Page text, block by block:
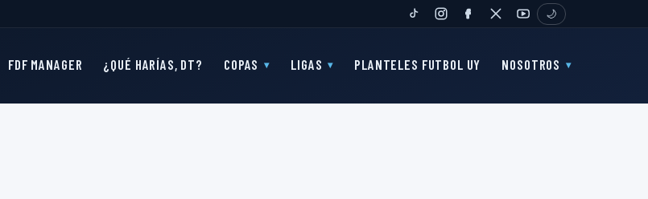
TIKTOKINSTAGRAM
FANPAGETWITTERYOUTUBE
🌙
FDF MANAGER ¿QUÉ HARÍAS, DT? COPAS LIGAS PLANTELES FUTBOL UY NOSOTROS